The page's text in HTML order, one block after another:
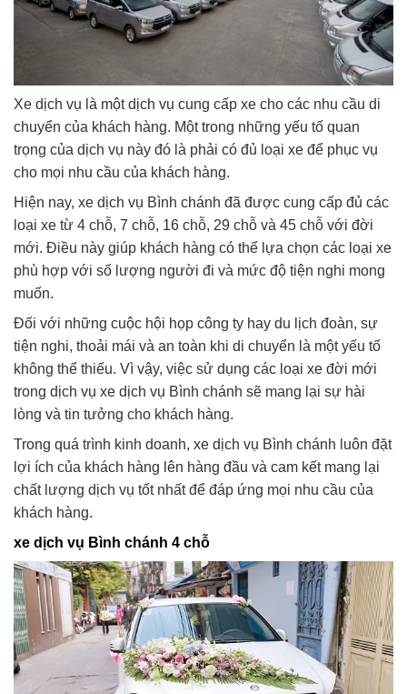
Xe dịch vụ là một dịch vụ cung cấp xe cho các nhu cầu di
chuyển của khách hàng. Một trong những yếu tố quan
trọng của dịch vụ này đó là phải có đủ loại xe để phục vụ
cho mọi nhu cầu của khách hàng.
Hiện nay, xe dịch vụ Bình chánh đã được cung cấp đủ các
loại xe từ 4 chỗ, 7 chỗ, 16 chỗ, 29 chỗ và 45 chỗ với đời
mới. Điều này giúp khách hàng có thể lựa chọn các loại xe
phù hợp với số lượng người đi và mức độ tiện nghi mong
muốn.
Đối với những cuộc hội họp công ty hay du lịch đoàn, sự
tiện nghi, thoải mái và an toàn khi di chuyển là một yếu tố
không thể thiếu. Vì vậy, việc sử dụng các loại xe đời mới
trong dịch vụ xe dịch vụ Bình chánh sẽ mang lại sự hài
lòng và tin tưởng cho khách hàng.
Trong quá trình kinh doanh, xe dịch vụ Bình chánh luôn đặt
lợi ích của khách hàng lên hàng đầu và cam kết mang lại
chất lượng dịch vụ tốt nhất để đáp ứng mọi nhu cầu của
khách hàng.
xe dịch vụ Bình chánh 4 chỗ